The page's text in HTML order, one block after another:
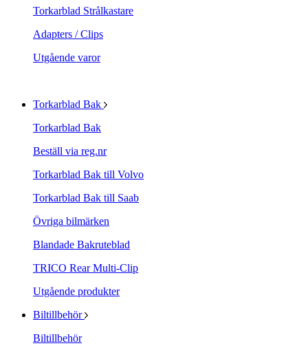
Torkarblad Strålkastare
Adapters / Clips
Utgående varor
Torkarblad Bak
Torkarblad Bak
Beställ via reg.nr
Torkarblad Bak till Volvo
Torkarblad Bak till Saab
Övriga bilmärken
Blandade Bakruteblad
TRICO Rear Multi-Clip
Utgående produkter
Biltillbehör
Biltillbehör